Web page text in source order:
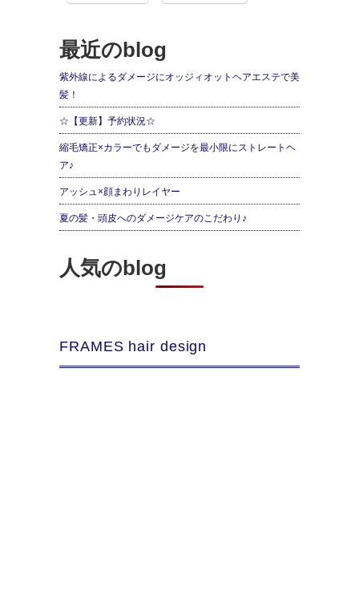
最近のblog
紫外線によるダメージにオッジィオットヘアエステで美
髪！
☆【更新】予約状況☆
縮毛矯正×カラーでもダメージを最小限にストレートヘ
ア♪
アッシュ×顔まわりレイヤー
夏の髪・頭皮へのダメージケアのこだわり♪
人気のblog
FRAMES hair design